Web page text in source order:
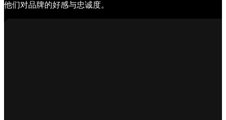
他们对品牌的好感与忠诚度。